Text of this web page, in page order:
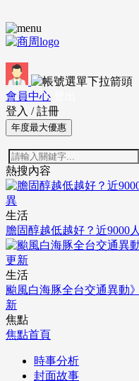
會員中心
登入 / 註冊
年度最大優惠
熱搜內容
生活
膽固醇越低越好？近9000
生活
颱風白海豚全台交通異動
新
焦點
焦點首頁
時事分析
封面故事